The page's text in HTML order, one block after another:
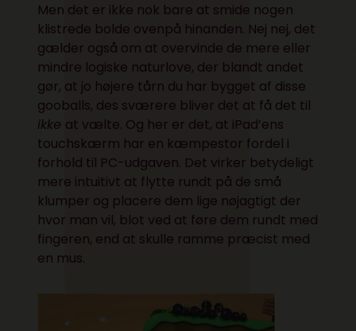
Men det er ikke nok bare at smide nogen
klistrede bolde ovenpå hinanden. Nej nej, det
gælder også om at overvinde de mere eller
mindre logiske naturlove, der blandt andet
gør, at jo højere tårn du har bygget af disse
gooballs, des sværere bliver det at få det til
ikke at vælte. Og her er det, at iPad’ens
touchskærm har en kæmpestor fordel i
forhold til PC-udgaven. Det virker betydeligt
mere intuitivt at flytte rundt på de små
klumper og placere dem lige nøjagtigt der
hvor man vil, blot ved at føre dem rundt med
fingeren, end at skulle ramme præcist med
en mus.